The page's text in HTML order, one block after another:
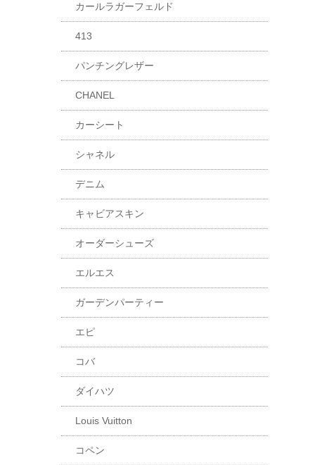
カールラガーフェルド
413
パンチングレザー
CHANEL
カーシート
シャネル
デニム
キャビアスキン
オーダーシューズ
エルエス
ガーデンパーティー
エピ
コバ
ダイハツ
Louis Vuitton
コペン